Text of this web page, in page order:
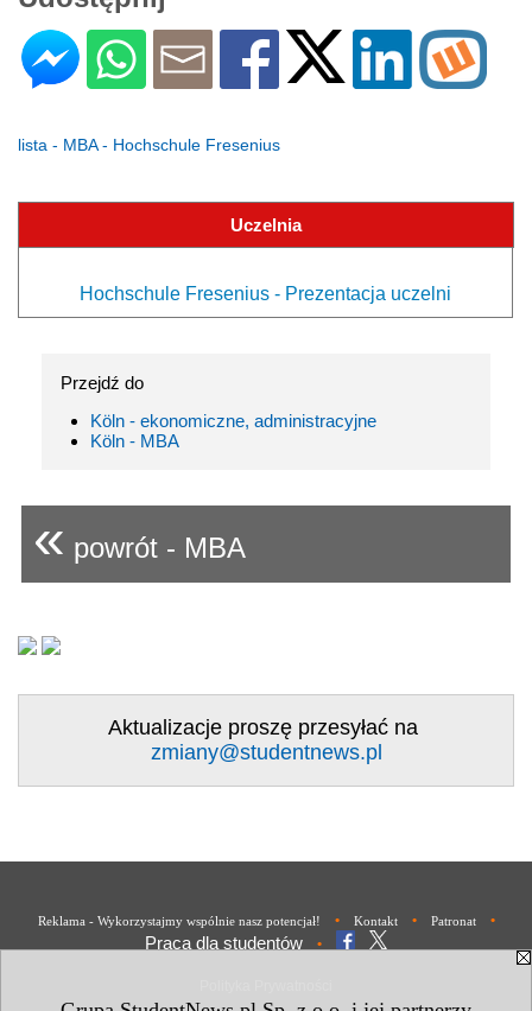
lista - MBA - Hochschule Fresenius
Uczelnia
Hochschule Fresenius - Prezentacja uczelni
Przejdź do
Köln - ekonomiczne, administracyjne
Köln - MBA
« powrót - MBA
Aktualizacje proszę przesyłać na
zmiany@studentnews.pl
Reklama - Wykorzystajmy wspólnie nasz potencjał! • Kontakt • Patronat •
Praca dla studentów •